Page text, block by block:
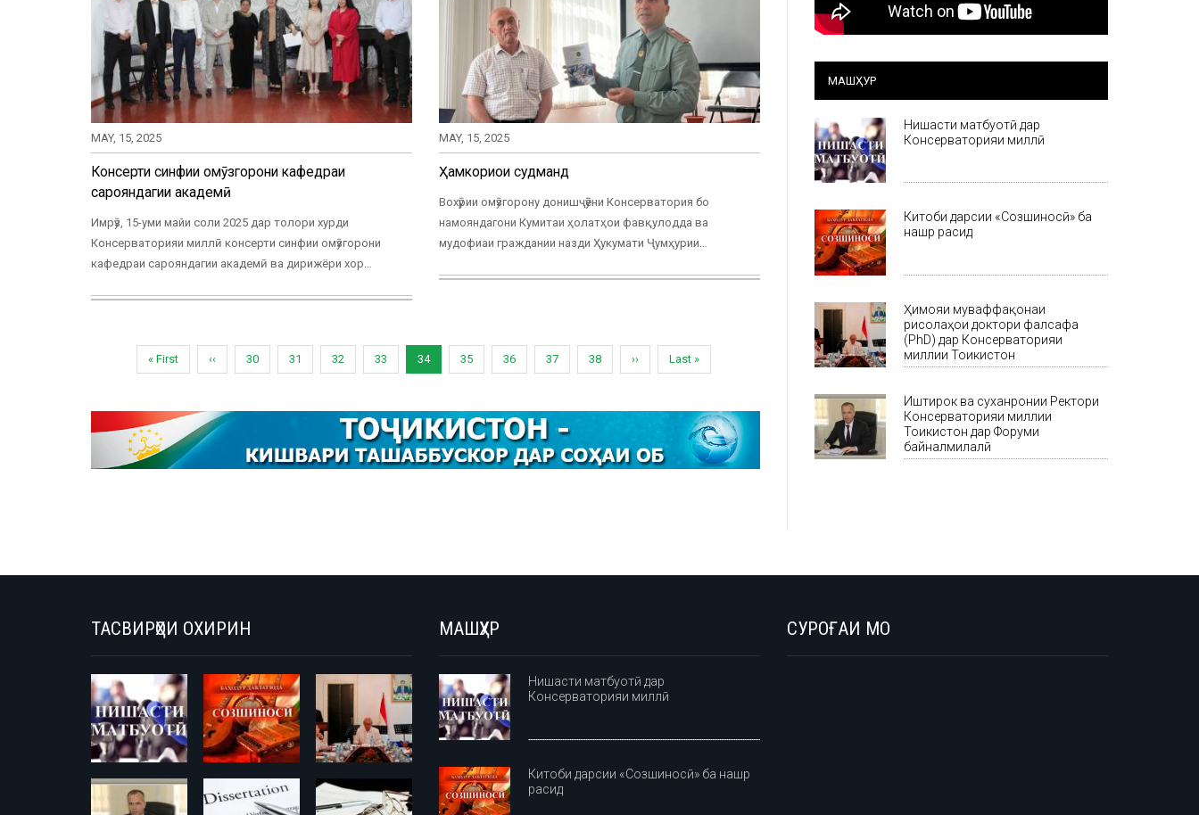
MAY, 15, 2025
Консерти синфии омӯзгорони кафедраи
сарояндагии академӣ
Имрӯз, 15-уми майи соли 2025 дар толори хурди
Консерваторияи миллӣ консерти синфии омӯзгорони
кафедраи сарояндагии академӣ ва дирижёри хор…
MAY, 15, 2025
Ҳамкориҳои судманд
Вохӯрии омӯзгорону донишҷӯёни Консерватория бо
намояндагони Кумитаи ҳолатҳои фавқулодда ва
мудофиаи граждании назди Ҳукумати Ҷумҳурии…
First
page
« First
Previous
page
‹‹ Page
30 Page
31 Page
32 Page
33
Current
page
34 Page
35 Page
36 Page
37 Page
38
Next
page
››
Last
page
Last »
МАШҲУР
Нишасти матбуотӣ дар
Консерваторияи миллӣ
Китоби дарсии «Созшиносӣ» ба
нашр расид
Ҳимояи муваффақонаи
рисолаҳои доктори фалсафа
(PhD) дар Консерваторияи
миллии Тоҷикистон
Иштирок ва суханронии Ректори
Консерваторияи миллии
Тоҷикистон дар Форуми
байналмилалӣ
ТАСВИРҲОИ ОХИРИН МАШҲУР
Нишасти матбуотӣ дар
Консерваторияи миллӣ
Китоби дарсии «Созшиносӣ» ба нашр
расид
СУРОҒАИ МО